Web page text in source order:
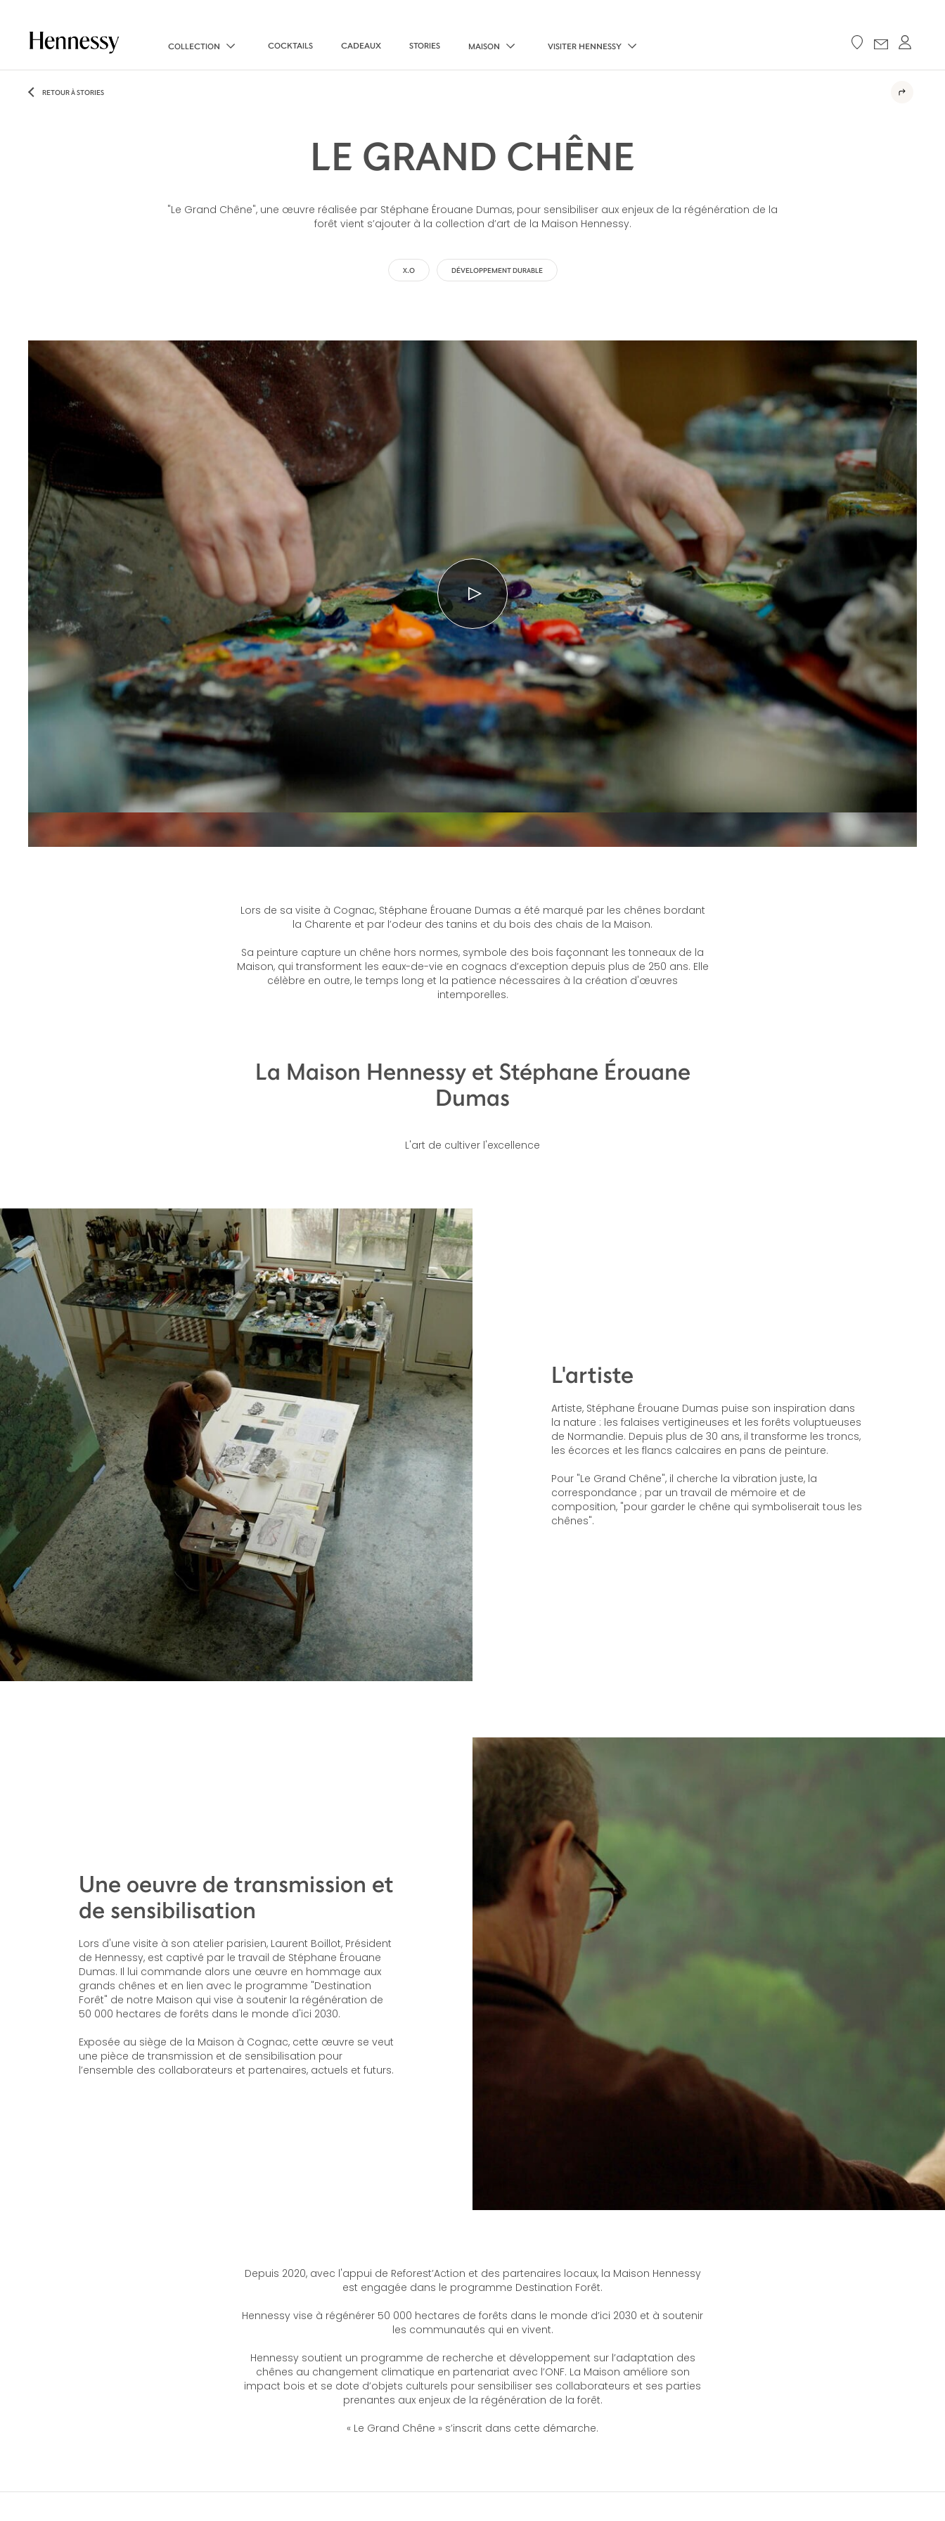
COLLECTION COCKTAILS CADEAUX STORIES MAISON VISITER HENNESSY
RETOUR À STORIES
LE GRAND CHÊNE
"Le Grand Chêne", une œuvre réalisée par Stéphane Érouane Dumas, pour sensibiliser aux enjeux de la régénération de la
forêt vient s’ajouter à la collection d’art de la Maison Hennessy.
X.O DÉVELOPPEMENT DURABLE
Lors de sa visite à Cognac, Stéphane Érouane Dumas a été marqué par les chênes bordant
la Charente et par l’odeur des tanins et du bois des chais de la Maison.
Sa peinture capture un chêne hors normes, symbole des bois façonnant les tonneaux de la
Maison, qui transforment les eaux-de-vie en cognacs d’exception depuis plus de 250 ans. Elle
célèbre en outre, le temps long et la patience nécessaires à la création d'œuvres
intemporelles.
La Maison Hennessy et Stéphane Érouane
Dumas
L'art de cultiver l'excellence
L'artiste
Artiste, Stéphane Érouane Dumas puise son inspiration dans
la nature : les falaises vertigineuses et les forêts voluptueuses
de Normandie. Depuis plus de 30 ans, il transforme les troncs,
les écorces et les flancs calcaires en pans de peinture.
Pour "Le Grand Chêne", il cherche la vibration juste, la
correspondance ; par un travail de mémoire et de
composition, "pour garder le chêne qui symboliserait tous les
chênes".
Une oeuvre de transmission et
de sensibilisation
Lors d'une visite à son atelier parisien, Laurent Boillot, Président
de Hennessy, est captivé par le travail de Stéphane Érouane
Dumas. Il lui commande alors une œuvre en hommage aux
grands chênes et en lien avec le programme "Destination
Forêt" de notre Maison qui vise à soutenir la régénération de
50 000 hectares de forêts dans le monde d'ici 2030.
Exposée au siège de la Maison à Cognac, cette œuvre se veut
une pièce de transmission et de sensibilisation pour
l’ensemble des collaborateurs et partenaires, actuels et futurs.
Depuis 2020, avec l'appui de Reforest’Action et des partenaires locaux, la Maison Hennessy
est engagée dans le programme Destination Forêt.
Hennessy vise à régénérer 50 000 hectares de forêts dans le monde d’ici 2030 et à soutenir
les communautés qui en vivent.
Hennessy soutient un programme de recherche et développement sur l’adaptation des
chênes au changement climatique en partenariat avec l’ONF. La Maison améliore son
impact bois et se dote d’objets culturels pour sensibiliser ses collaborateurs et ses parties
prenantes aux enjeux de la régénération de la forêt.
« Le Grand Chêne » s’inscrit dans cette démarche.